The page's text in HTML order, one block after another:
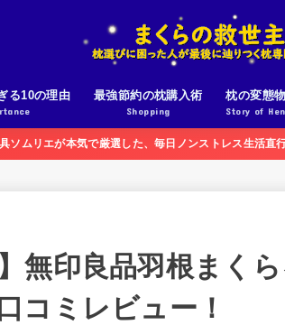
る10の理由 最強節約の枕購入術
Shopping
枕の変態
Story of
ソムリエが本気で厳選した、毎日ノンストレス生活
無印良品羽根まく
コミレビュー！